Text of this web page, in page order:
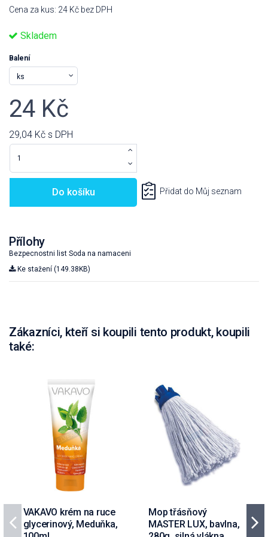
Cena za kus: 24 Kč bez DPH
Skladem
Balení
24 Kč
29,04 Kč s DPH
Do košíku Přidat do Můj seznam
Přílohy
Bezpecnostni list Soda na namaceni
Ke stažení (149.38KB)
Zákazníci, kteří si koupili tento produkt, koupili
také:
VAKAVO krém na ruce
glycerinový, Meduňka,
Mop třásňový
MASTER LUX, bavlna,